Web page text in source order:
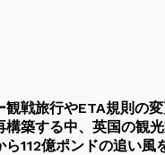
観戦旅行やETA規則の
構築する中、英国の観
ら112億ポンドの追い風